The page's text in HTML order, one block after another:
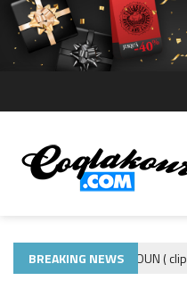
BREAKING NEWS
ADE440 – GRAMOUN ( clip officiel )